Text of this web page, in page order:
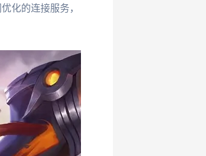
化的连接服务，